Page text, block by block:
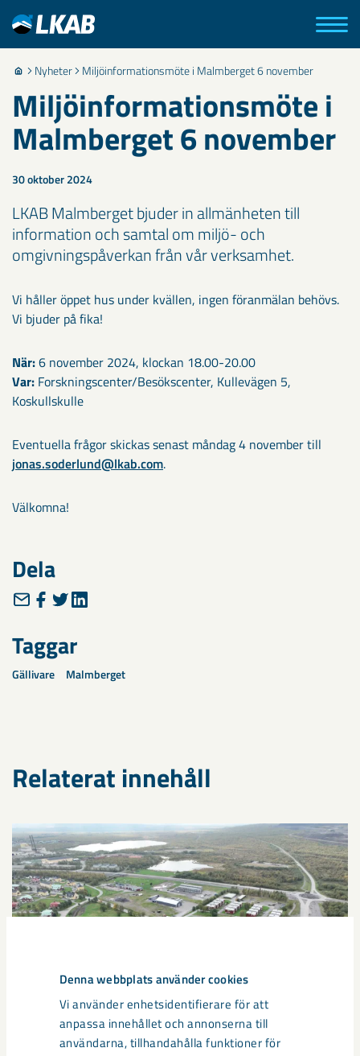
Denna webbplats använder cookies
Vi använder enhetsidentifierare för att
anpassa innehållet och annonserna till
användarna, tillhandahålla funktioner för
Nyheter Miljöinformationsmöte i Malmberget 6 november
Miljöinformationsmöte i
Malmberget 6 november
30 oktober 2024
LKAB Malmberget bjuder in allmänheten till
information och samtal om miljö- och
omgivningspåverkan från vår verksamhet.
Vi håller öppet hus under kvällen, ingen föranmälan behövs.
Vi bjuder på fika!
När:6 november 2024, klockan 18.00-20.00
Var: Forskningscenter/Besökscenter, Kullevägen 5,
Koskullskulle
Eventuella frågor skickas senast måndag 4 november till
jonas.soderlund@lkab.com.
Välkomna!
Dela
Taggar
Gällivare Malmberget
Relaterat innehåll